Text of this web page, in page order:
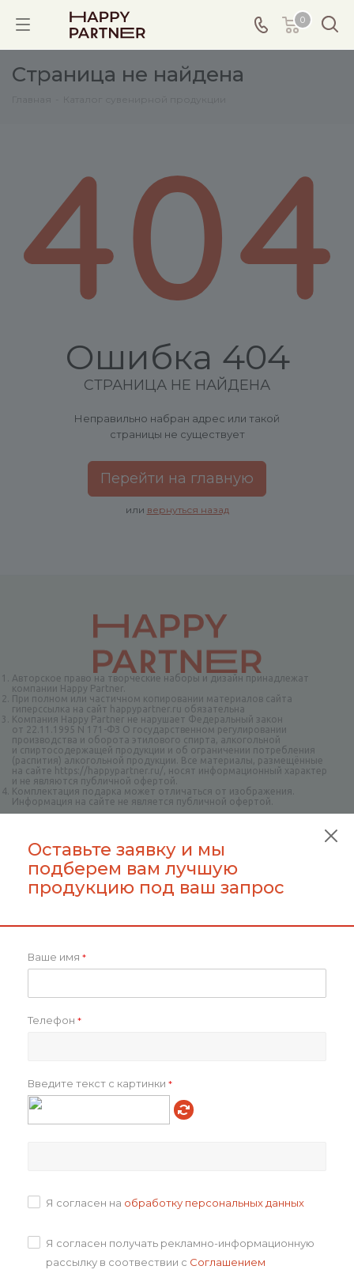
0
Страница не найдена
Ошибка 404
СТРАНИЦА НЕ НАЙДЕНА
Неправильно набран адрес или такой
страницы не существует
Перейти на главную
или вернуться назад
Авторское право на творческие наборы и дизайн принадлежат
компании Happy Partner.
При полном или частичном копировании материалов сайта
гиперссылка на сайт happypartner.ru обязательна
Компания Happy Partner не нарушает Федеральный закон
от 22.11.1995 N 171-ФЗ О государственном регулировании
производства и оборота этилового спирта, алкогольной
и спиртосодержащей продукции и об ограничении потребления
(распития) алкогольной продукции. Все материалы, размещённые
на сайте https://happypartner.ru/, носят информационный характер
и не являются публичной офертой.
Комплектация подарка может отличаться от изображения.
Информация на сайте не является публичной офертой.
Будьте всегда в курсе!
персональных данных и получение
+7 (812) 648-21-86
+7 (800) 333-12-86 (бесплатно)
Электронная почта
Адрес
Оставьте заявку и мы
подберем вам лучшую
продукцию под ваш запрос
Ваше имя *
Телефон *
Введите текст с картинки *
Я согласен на обработку персональных данных
Я согласен получать рекламно-информационную
рассылку в соотвествии с Соглашением